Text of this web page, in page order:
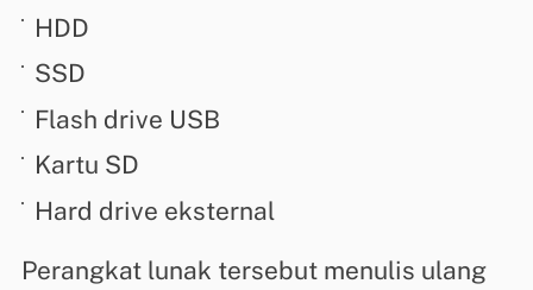
HDD
SSD
Flash drive USB
Kartu SD
Hard drive eksternal
Perangkat lunak tersebut menulis ulang